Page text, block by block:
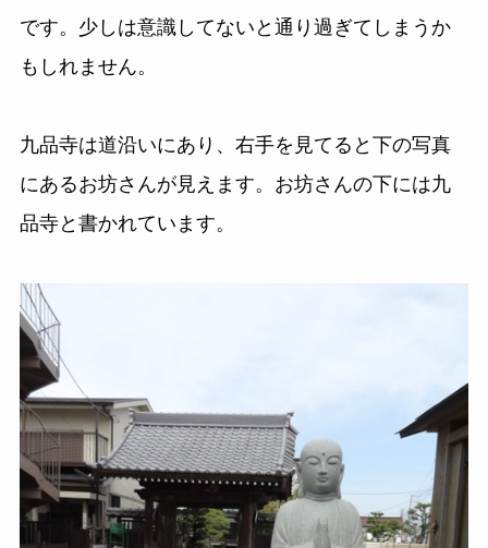
です。少しは意識してないと通り過ぎてしまうか
もしれません。
九品寺は道沿いにあり、右手を見てると下の写真
にあるお坊さんが見えます。お坊さんの下には九
品寺と書かれています。